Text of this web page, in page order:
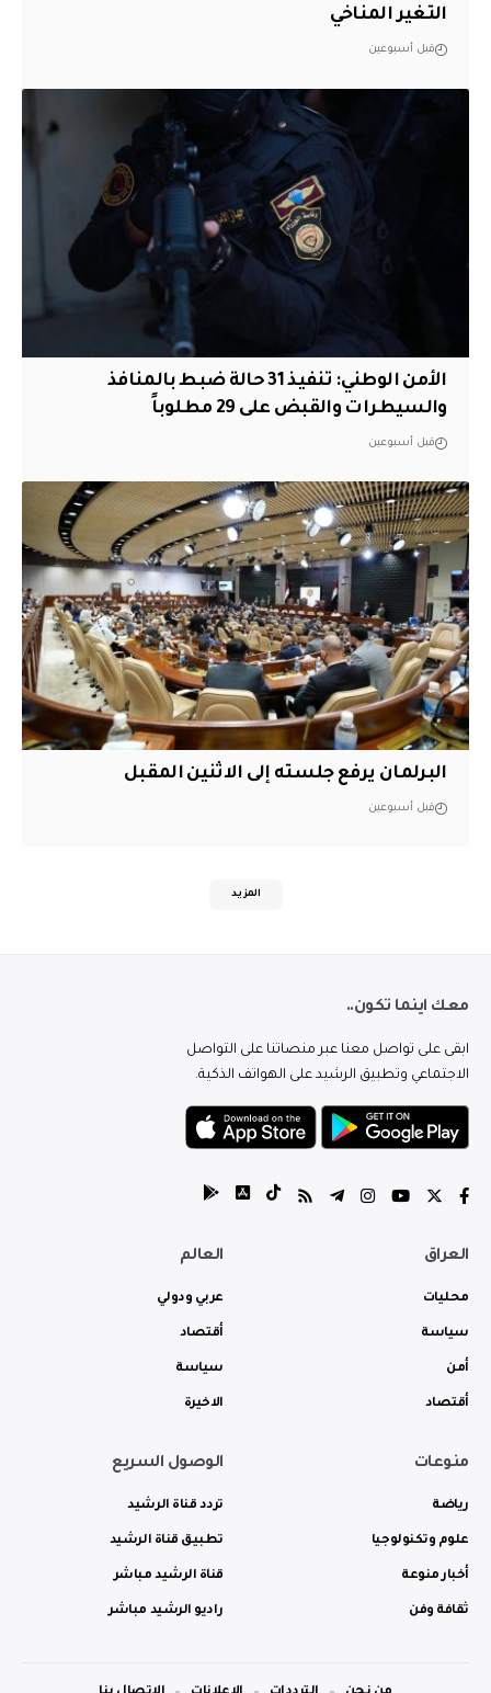
التغير المناخي
قبل أسبوعين
الأمن الوطني: تنفيذ 31 حالة ضبط بالمنافذ
والسيطرات والقبض على 29 مطلوباً
قبل أسبوعين
البرلمان يرفع جلسته إلى الاثنين المقبل
قبل أسبوعين
المزيد
معك اينما تكون..
ابقى على تواصل معنا عبر منصاتنا على التواصل
الاجتماعي وتطبيق الرشيد على الهواتف الذكية.
العراق
محليات
سياسة
أمن
أقتصاد
العالم
عربي ودولي
أقتصاد
سياسة
الاخيرة
منوعات
رياضة
علوم وتكنولوجيا
أخبار منوعة
ثقافة وفن
الوصول السريع
تردد قناة الرشيد
تطبيق قناة الرشيد
قناة الرشيد مباشر
راديو الرشيد مباشر